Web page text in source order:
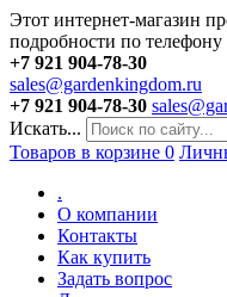
Этот интернет-магазин
подробности по телефону
+7 921 904-78-30
sales@gardenkingdom.ru
+7 921 904-78-30
Искать...
Товаров в корзине 0
.
О компании
Контакты
Как купить
Задать вопрос